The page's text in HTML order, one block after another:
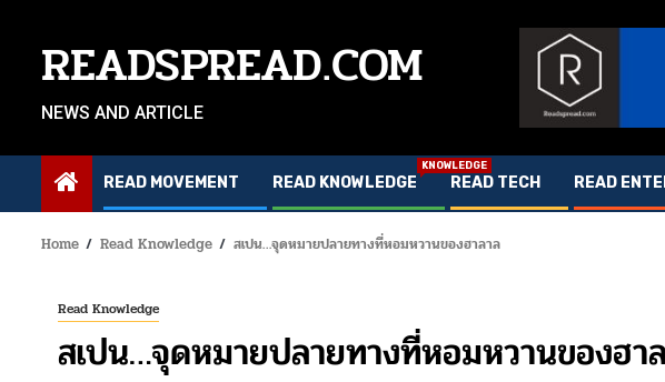
contentREADSPREAD.COM
NEWS AND ARTICLE
READ MOVEMENT READ KNOWLEDGE
KNOWLEDGE
READ TECH READ
Home Read Knowledge สเปน…จุดหมายปลายทางที่หอมหวานของฮาลาล
Read Knowledge
สเปน…จุดหมายปลายทางที่หอมหวานของฮา